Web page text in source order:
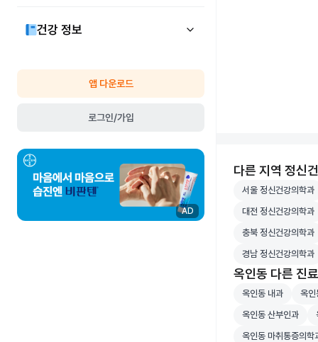
건강 정보
앱 다운로드
로그인/가입
AD
다른 지역 정신
서울 정신건강의
서울 정신건강의학과
대전 정신건강의
대전 정신건강의학과
충북 정신건강의
충북 정신건강의학과
경남 정신건강의
경남 정신건강의학과
옥인동 다른 진
옥인동 내과 병원
옥인동 내과 옥
옥인
옥인동 산부인과
옥인동 산부인과
옥인동 마취통증
옥인동 마취통증의학